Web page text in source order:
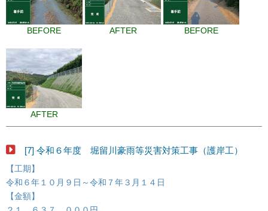
BEFORE AFTER BEFORE
AFTER
[7] 令和６年度 堀留川豪雨等災害対策工事（護岸工）
【工期】
令和６年１０月９日～令和７年３月１４日
【金額】